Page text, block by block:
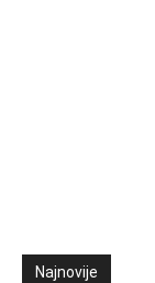
Najnovije